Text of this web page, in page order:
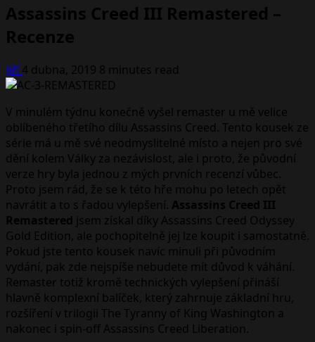
Assassins Creed III Remastered –
Recenze
Jiří4 dubna, 2019 8 minutes read
V minulém týdnu konečně vyšel remaster u mě velice
oblíbeného třetího dílu Assassins Creed. Tento kousek ze
série má u mě své neodmyslitelné místo a nejen pro své
dění kolem Války za nezávislost, ale i proto, že původní
verze hry byla jednou z mých prvních recenzí vůbec.
Proto jsem rád, že se k této hře mohu po letech opět
navrátit a to s řadou vylepšení. Assassins Creed III
Remastered jsem získal díky Assassins Creed Odyssey
Gold Edition, ale pochopitelně jej lze koupit i samostatně.
Pokud jste tento kousek navíc minuli při původním
vydání, pak zde nejspíše nebudete mít důvod k váhání.
Remaster totiž kromě technických vylepšení přináší
hlavně komplexní balíček, který zahrnuje základní hru,
rozšíření v trilogii The Tyranny of King Washington a
nakonec i spin-off Assassins Creed Liberation.